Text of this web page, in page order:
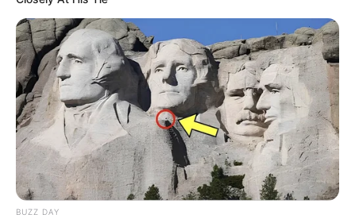
BUZZ DAY